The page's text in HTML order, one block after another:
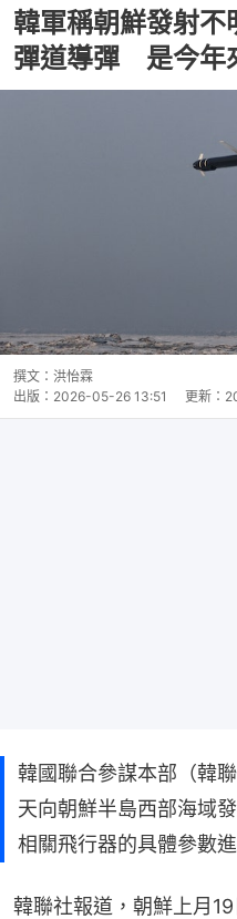
韓軍稱朝鮮發射
彈道導彈 是今年
撰文： 洪怡霖
出版： 2026-05-26 13:51 更新：
韓國聯合參謀本部（韓
天向朝鮮半島西部海域
相關飛行器的具體參數
韓聯社報道，朝鮮上月